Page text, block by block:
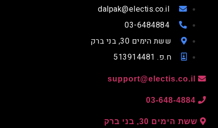
dalpak@electis.co.il
03-6484884
ששת הימים 30, בני ברק
ח.פ. 513914481
support@electis.co.il
03-648-4884
ששת הימים 30, בני ברק